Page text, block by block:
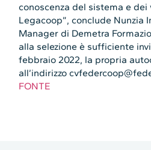
conoscenza del sistema e dei
Legacoop”, conclude Nunzia
Manager di Demetra
alla selezione è sufficiente
febbraio 2022, la propria
all’indirizzo
FONTE